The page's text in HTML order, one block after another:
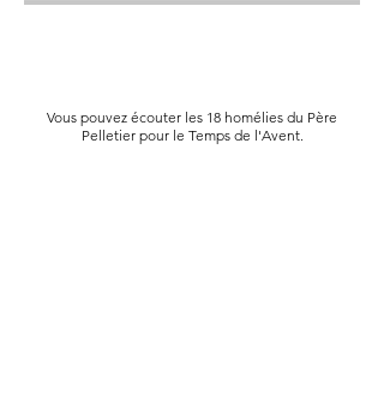
Vous pouvez écouter les 18 homélies du Père
Pelletier pour le Temps de l'Avent.